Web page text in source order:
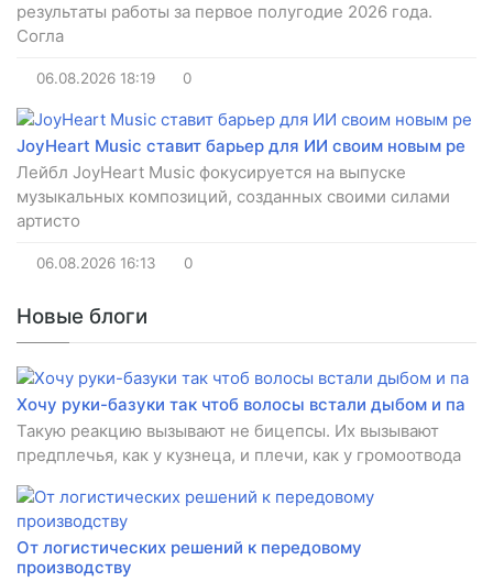
результаты работы за первое полугодие 2026 года.
Согла
06.08.2026 18:19 0
JoyHeart Music ставит барьер для ИИ своим новым ре
Лейбл JoyHeart Music фокусируется на выпуске
музыкальных композиций, созданных своими силами
артисто
06.08.2026 16:13 0
Новые блоги
Хочу руки-базуки так чтоб волосы встали дыбом и па
Такую реакцию вызывают не бицепсы. Их вызывают
предплечья, как у кузнеца, и плечи, как у громоотвода
От логистических решений к передовому
производству